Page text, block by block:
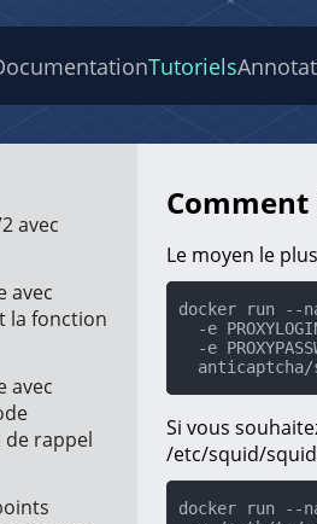
Tutoriels
avec
avec
la fonction
avec
rappel
Comment
Le moyen le
docker run --
Si vous
/etc/squid/
docker run --